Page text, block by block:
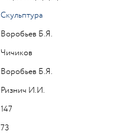
Скульптура
Воробьев Б.Я.
Чичиков
Воробьев Б.Я.
Ризнич И.И.
147
73